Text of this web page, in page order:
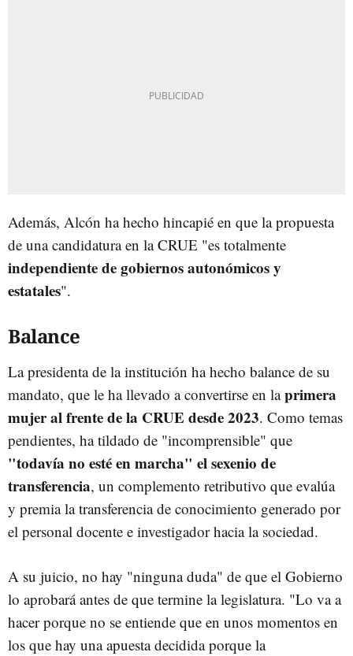
Además, Alcón ha hecho hincapié en que la propuesta
de una candidatura en la CRUE "es totalmente
independiente de gobiernos autonómicos y
estatales".
Balance
La presidenta de la institución ha hecho balance de su
mandato, que le ha llevado a convertirse en laprimera
mujer al frente de la CRUE desde 2023. Como temas
pendientes, ha tildado de "incomprensible" que
"todavía no esté en marcha" el sexenio de
transferencia, un complemento retributivo que evalúa
y premia la transferencia de conocimiento generado por
el personal docente e investigador hacia la sociedad.
A su juicio, no hay "ninguna duda" de que el Gobierno
lo aprobará antes de que termine la legislatura. "Lo va a
hacer porque no se entiende que en unos momentos en
los que hay una apuesta decidida porque la